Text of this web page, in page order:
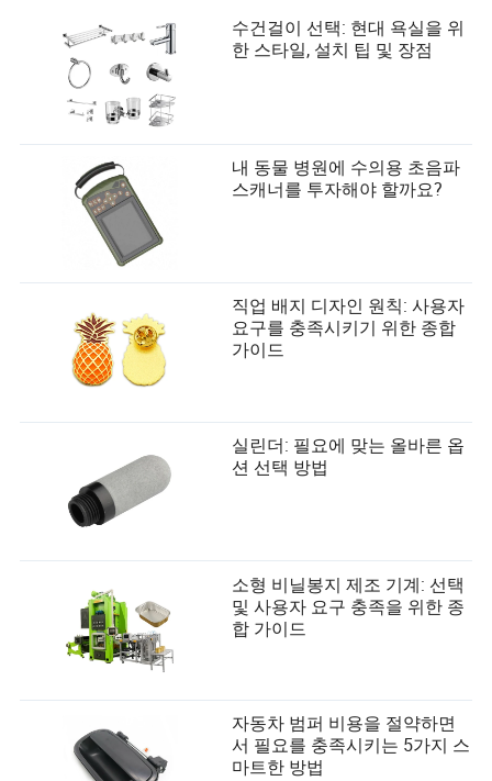
수건걸이 선택: 현대 욕실을 위
한 스타일, 설치 팁 및 장점
내 동물 병원에 수의용 초음파
스캐너를 투자해야 할까요?
직업 배지 디자인 원칙: 사용자
요구를 충족시키기 위한 종합
가이드
실린더: 필요에 맞는 올바른 옵
션 선택 방법
소형 비닐봉지 제조 기계: 선택
및 사용자 요구 충족을 위한 종
합 가이드
자동차 범퍼 비용을 절약하면
서 필요를 충족시키는 5가지 스
마트한 방법